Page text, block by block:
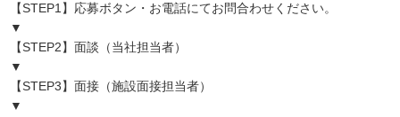
【STEP1】応募ボタン・お電話にてお問合わせください。
▼
【STEP2】面談（当社担当者）
▼
【STEP3】面接（施設面接担当者）
▼